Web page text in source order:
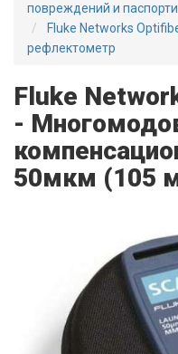
повреждений и
Fluke Networks
рефлектометр
Fluke
-
50мкм (105